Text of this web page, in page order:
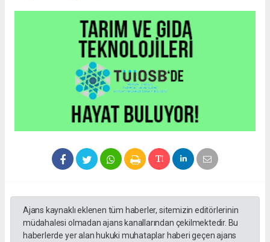
Ajans kaynaklı eklenen tüm haberler, sitemizin editörlerinin
müdahalesi olmadan ajans kanallarından çekilmektedir. Bu
haberlerde yer alan hukuki muhataplar haberi geçen ajans